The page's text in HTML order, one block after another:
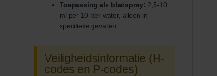
Toepassing als bladspray: 2,5-10
ml per 10 liter water, alleen in
specifieke gevallen.
Veiligheidsinformatie (H-
codes en P-codes)